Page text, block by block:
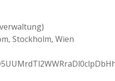
Stockholm, Wien